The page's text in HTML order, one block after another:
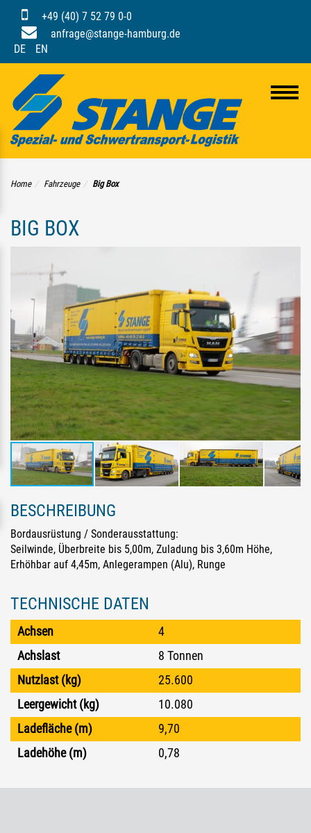
+49 (40) 7 52 79 0-0
anfrage@stange-hamburg.de
DE
EN
Home Fahrzeuge Big Box
BIG BOX
BESCHREIBUNG
Bordausrüstung / Sonderausstattung:
Seilwinde, Überbreite bis 5,00m, Zuladung bis 3,60m Höhe,
Erhöhbar auf 4,45m, Anlegerampen (Alu), Runge
TECHNISCHE DATEN
Achsen
4
Achslast
8 Tonnen
Nutzlast (kg)
25.600
Leergewicht (kg)
10.080
Ladefläche (m)
9,70
Ladehöhe (m)
0,78